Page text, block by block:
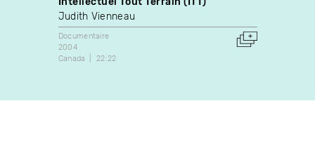
Judith Vienneau
Documentaire
2004
Canada
22:22